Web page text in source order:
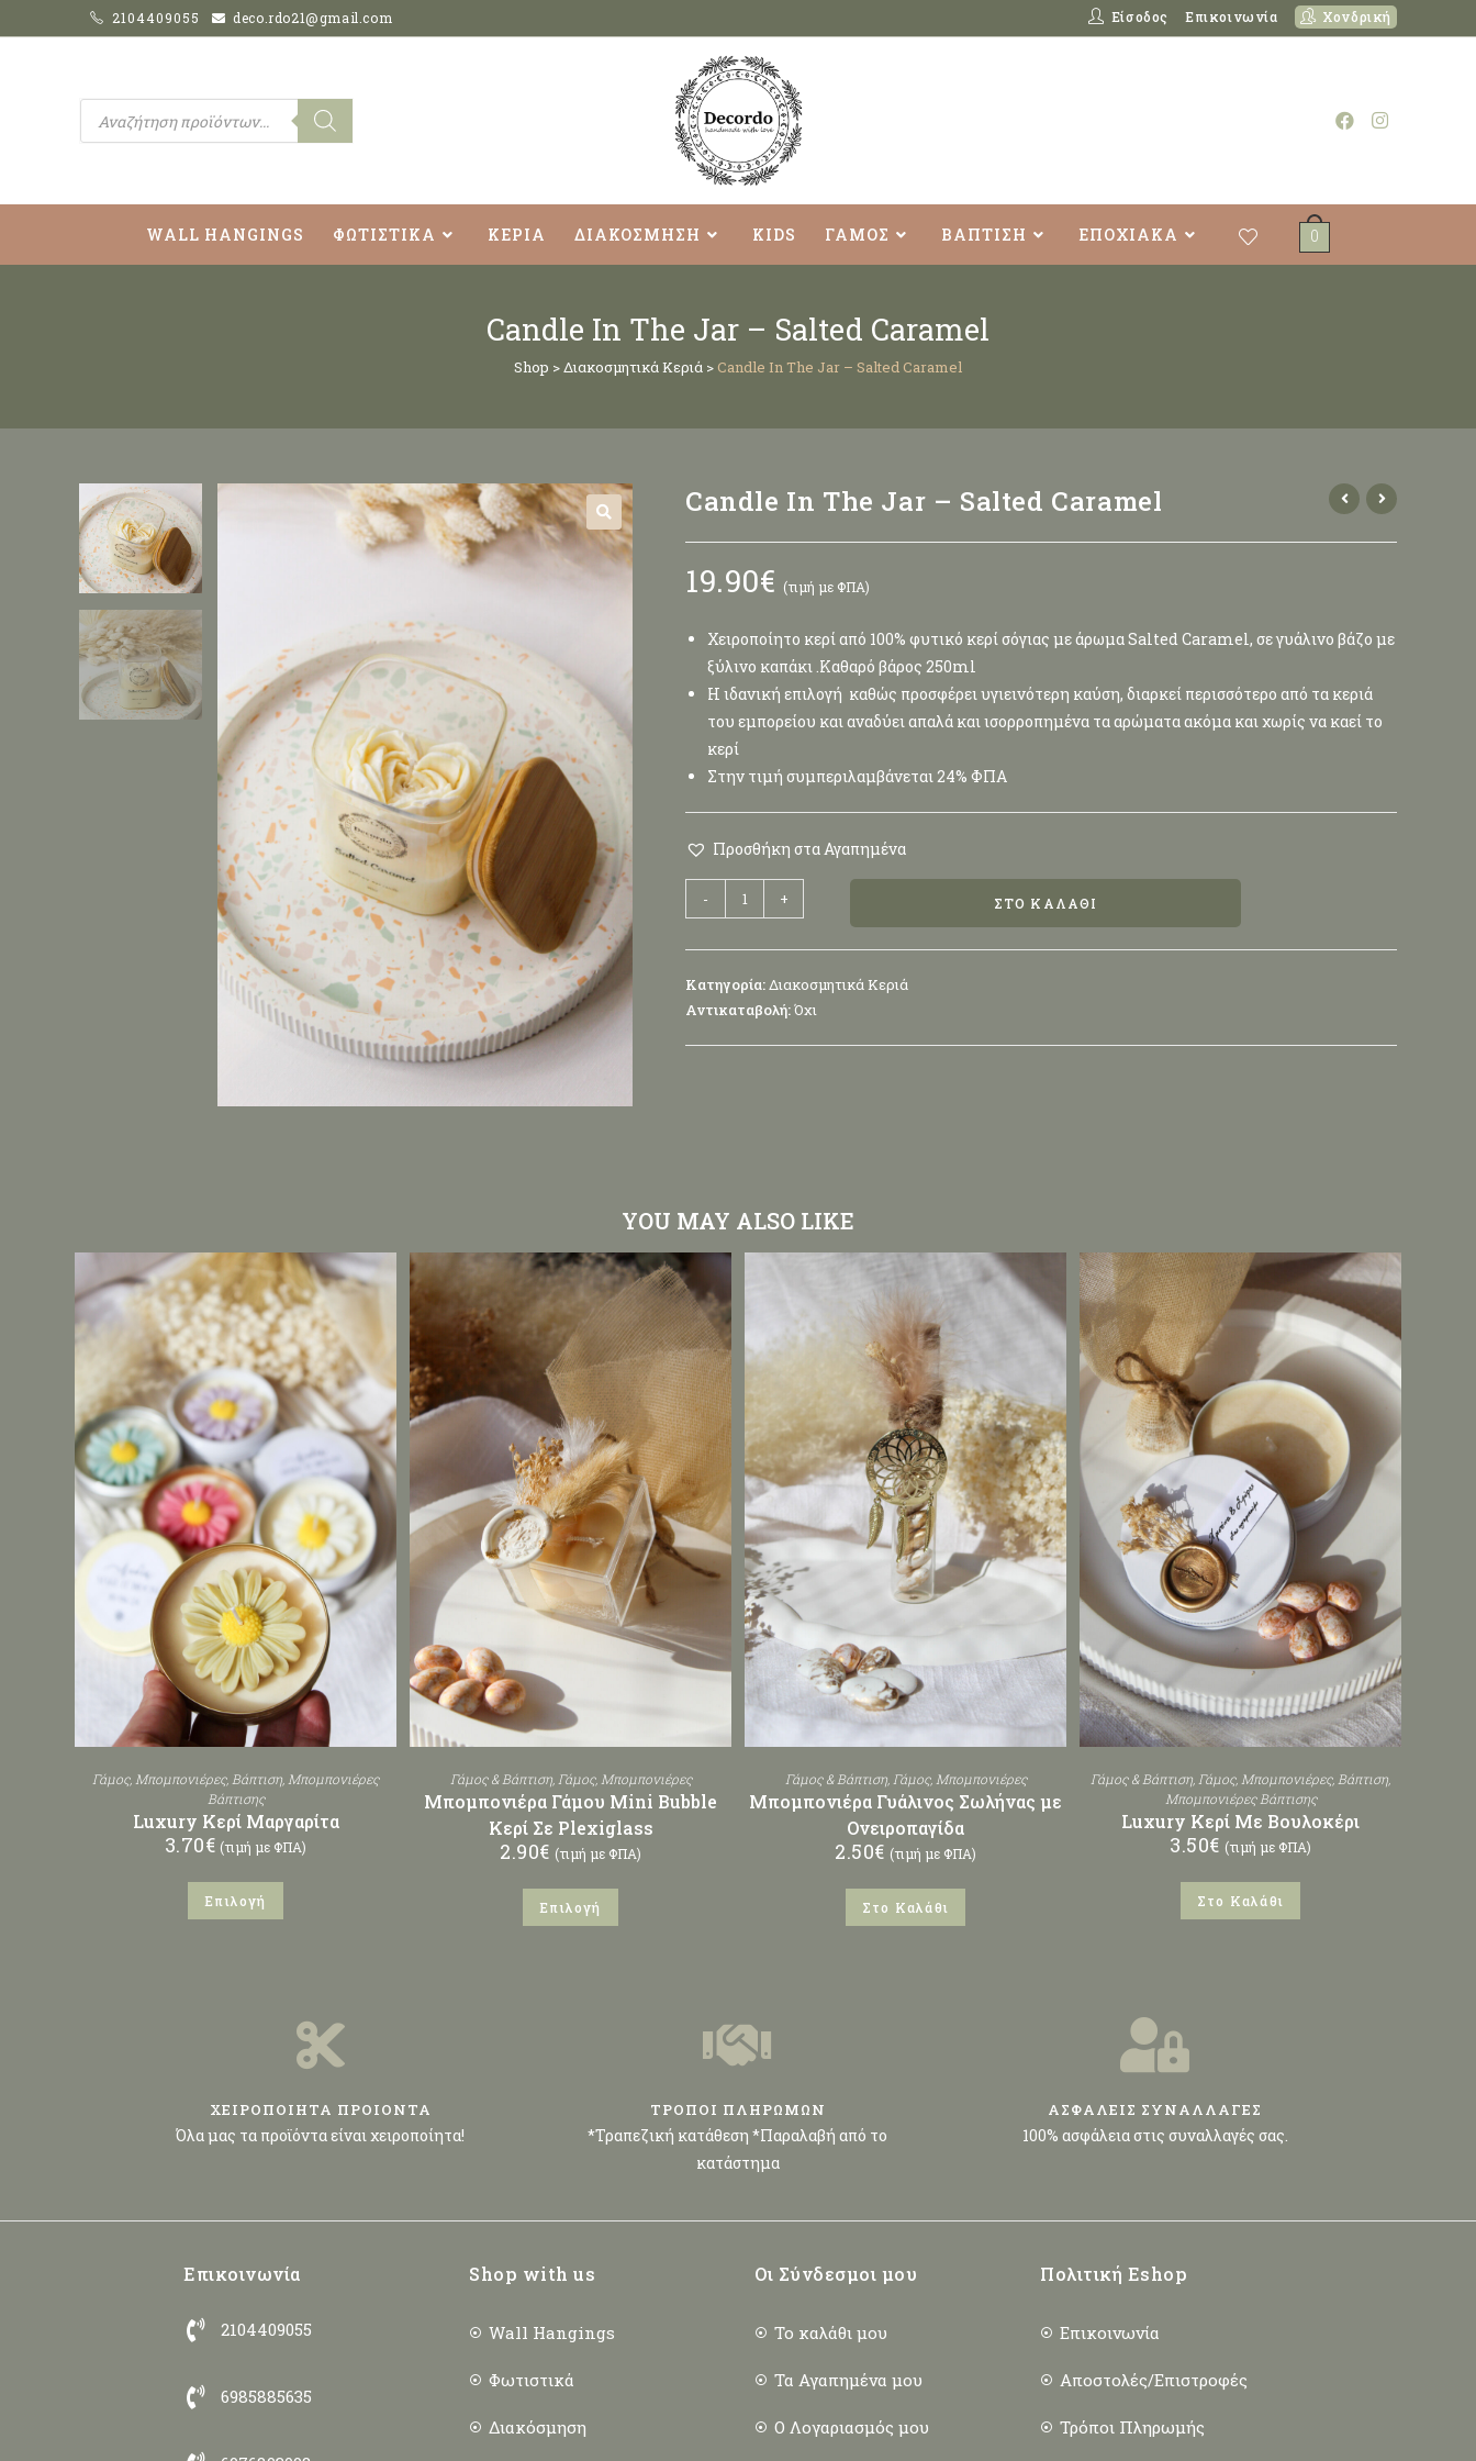
Είσοδος Επικοινωνία Χονδρική
2104409055 deco.rdo21@gmail.com
WALL HANGINGS ΦΩΤΙΣΤΙΚΑ ΚΕΡΙΑ ΔΙΑΚΟΣΜΗΣΗ KIDS ΓΑΜΟΣ ΒΑΠΤΙΣΗ ΕΠΟΧΙΑΚΑ 0
Candle In The Jar – Salted Caramel
Shop >Διακοσμητικά Κεριά > Candle In The Jar – Salted Caramel
🔍
Candle In The Jar – Salted Caramel
19.90€ (τιμή με ΦΠΑ)
Χειροποίητο κερί από 100% φυτικό κερί σόγιας με άρωμα Salted Caramel, σε γυάλινο βάζο με
ξύλινο καπάκι .Καθαρό βάρος 250ml
Η ιδανική επιλογή καθώς προσφέρει υγιεινότερη καύση, διαρκεί περισσότερο από τα κεριά
του εμπορείου και αναδύει απαλά και ισορροπημένα τα αρώματα ακόμα και χωρίς να καεί το
κερί
Στην τιμή συμπεριλαμβάνεται 24% ΦΠΑ
Προσθήκη στα Αγαπημένα
- + ΣΤΟ ΚΑΛΆΘΙ
Κατηγορία:Διακοσμητικά Κεριά
Αντικαταβολή:Όχι
YOU MAY ALSO LIKE
Γάμος,Μπομπονιέρες,Βάπτιση,Μπομπονιέρες
Βάπτισης
Luxury Κερί Μαργαρίτα
3.70€ (τιμή με ΦΠΑ)
Επιλογή
Γάμος & Βάπτιση,Γάμος,Μπομπονιέρες
Μπομπονιέρα Γάμου Mini Bubble
Κερί Σε Plexiglass
2.90€ (τιμή με ΦΠΑ)
Επιλογή
Γάμος & Βάπτιση,Γάμος,Μπομπονιέρες
Μπομπονιέρα Γυάλινος Σωλήνας με
Ονειροπαγίδα
2.50€ (τιμή με ΦΠΑ)
Στο Καλάθι
Γάμος & Βάπτιση,Γάμος,Μπομπονιέρες,Βάπτιση,
Μπομπονιέρες Βάπτισης
Luxury Κερί Με Βουλοκέρι
3.50€ (τιμή με ΦΠΑ)
Στο Καλάθι
ΧΕΙΡΟΠΟΙΗΤΑ ΠΡΟΙΟΝΤΑ
Όλα μας τα προϊόντα είναι χειροποίητα!
ΤΡΟΠΟΙ ΠΛΗΡΩΜΩΝ
*Τραπεζική κατάθεση *Παραλαβή από το
κατάστημα
ΑΣΦΑΛΕΙΣ ΣΥΝΑΛΛΑΓΕΣ
100% ασφάλεια στις συναλλαγές σας.
Επικοινωνία
2104409055
6985885635
Shop with us
Wall Hangings
Φωτιστικά
Διακόσμηση
Οι Σύνδεσμοι μου
Το καλάθι μου
Τα Αγαπημένα μου
Ο Λογαριασμός μου
Πολιτική Eshop
Επικοινωνία
Αποστολές/Επιστροφές
Τρόποι Πληρωμής